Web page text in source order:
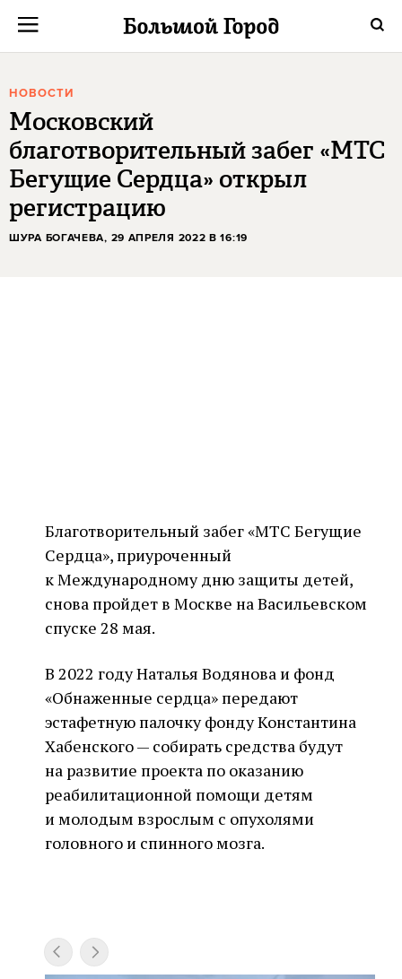
НОВОСТИ
Московский
благотворительный забег «МТС
Бегущие Сердца» открыл
регистрацию
ШУРА БОГАЧЕВА, 29 АПРЕЛЯ 2022 В 16:19
Благотворительный забег «МТС Бегущие
Сердца», приуроченный
к Международному дню защиты детей,
снова пройдет в Москве на Васильевском
спуске 28 мая.
В 2022 году Наталья Водянова и фонд
«Обнаженные сердца» передают
эстафетную палочку фонду Константина
Хабенского — собирать средства будут
на развитие проекта по оказанию
реабилитационной помощи детям
и молодым взрослым с опухолями
головного и спинного мозга.